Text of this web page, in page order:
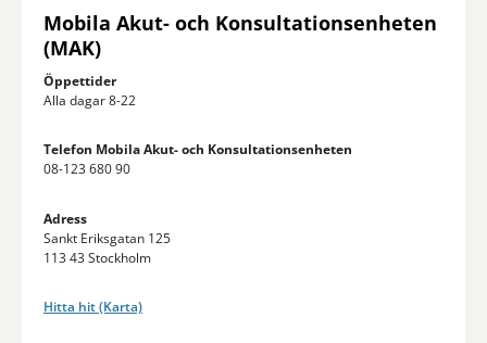
Mobila Akut- och Konsultationsenheten
(MAK)
Öppettider
Alla dagar 8-22
Telefon Mobila Akut- och Konsultationsenheten
08-123 680 90
Adress
Sankt Eriksgatan 125
113 43 Stockholm
Hitta hit (Karta)